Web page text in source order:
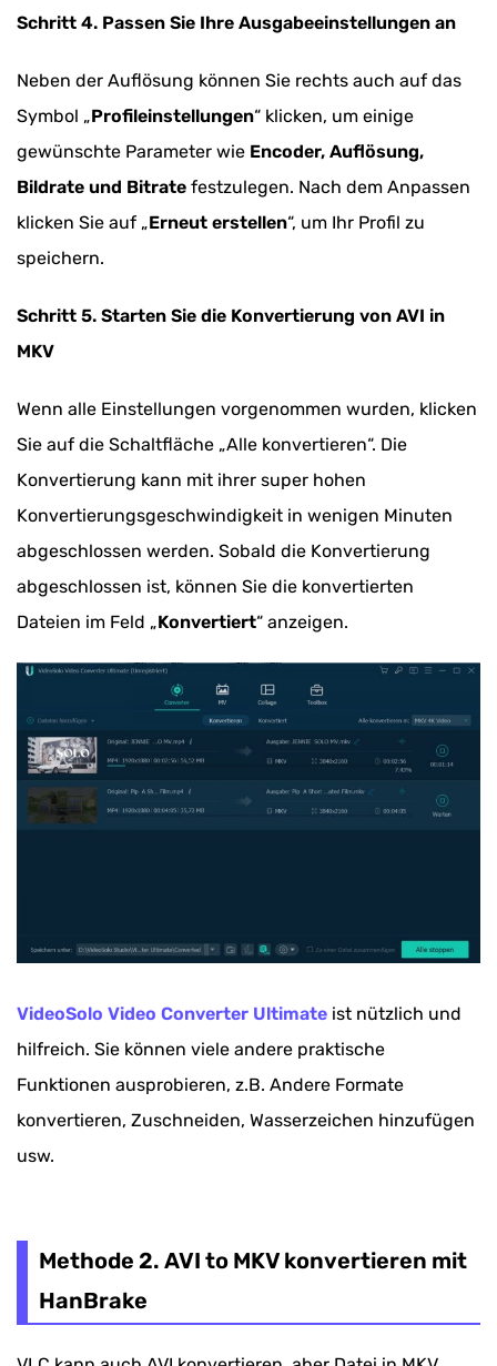
Schritt 4. Passen Sie Ihre Ausgabeeinstellungen an
Neben der Auflösung können Sie rechts auch auf das
Symbol „Profileinstellungen“ klicken, um einige
gewünschte Parameter wie Encoder, Auflösung,
Bildrate und Bitrate festzulegen. Nach dem Anpassen
klicken Sie auf „Erneut erstellen“, um Ihr Profil zu
speichern.
Schritt 5. Starten Sie die Konvertierung von AVI in
MKV
Wenn alle Einstellungen vorgenommen wurden, klicken
Sie auf die Schaltfläche „Alle konvertieren“. Die
Konvertierung kann mit ihrer super hohen
Konvertierungsgeschwindigkeit in wenigen Minuten
abgeschlossen werden. Sobald die Konvertierung
abgeschlossen ist, können Sie die konvertierten
Dateien im Feld „Konvertiert“ anzeigen.
VideoSolo Video Converter Ultimate ist nützlich und
hilfreich. Sie können viele andere praktische
Funktionen ausprobieren, z.B. Andere Formate
konvertieren, Zuschneiden, Wasserzeichen hinzufügen
usw.
Methode 2. AVI to MKV konvertieren mit
HanBrake